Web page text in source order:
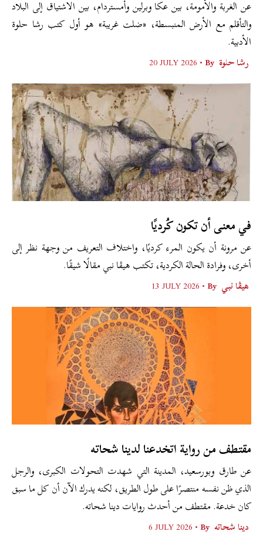
عن الغربة والأمومة، بين عكا وبرلين وأمستردام، بين الاشتياق إلى البلاد
والتأقلم مع الأرض المنبسطة، «ضلت غريبة» هو أول كتب رشا حلوة
الأدبية.
رشا حلوة 20 JULY 2026
في معنى أن تكون كُرديًا
عن مرونة أن يكون المرء كرديًا، واختلاف التعريف من وجهة نظر إلى
أخرى، وفرادة الحالة الكردية، تكتب هيڤا نبي مقالًا شيقًا.
هيڤا نبي 13 JULY 2026
مقتطف من رواية اتخدعنا لدينا شحاته
عن طارق وبورسعيد، المدينة التي شهدت التحولات الكبرى، والرجل
الذي ظن نفسه منتصرًا على طول الطريق، لكنه يدرك الآن أن كل ما سبق
كان خدعة. مقتطف من أحدث روايات دينا شحاته.
دينا شحاته 6 JULY 2026